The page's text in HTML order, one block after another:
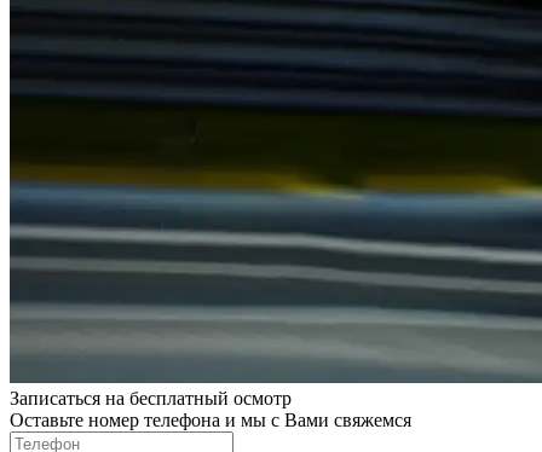
Записаться на бесплатный осмотр
Оставьте номер телефона и мы с Вами свяжемся